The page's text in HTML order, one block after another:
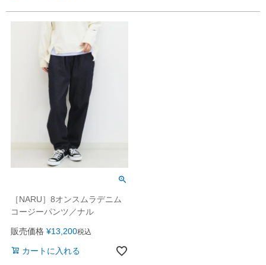
［NARU］8オンスムラデニム
コージーパンツ／ナル
販売価格 ¥13,200税込
カートに入れる